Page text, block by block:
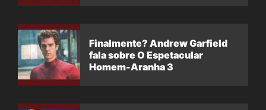
Finalmente? Andrew Garfield
fala sobre O Espetacular
Homem-Aranha 3